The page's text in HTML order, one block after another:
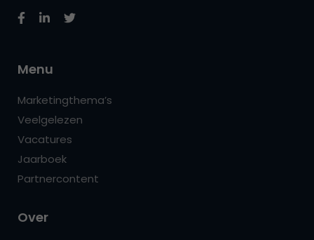
Menu
Marketingthema’s
Veelgelezen
Vacatures
Jaarboek
Partnercontent
Over